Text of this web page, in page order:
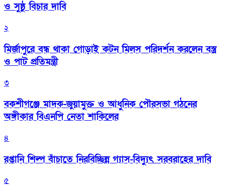
ও সুষ্ঠু বিচার দাবি
২
মির্জাপুরে বন্ধ থাকা গোড়াই কটন মিলস পরিদর্শন করলেন বস্ত্র
ও পাট প্রতিমন্ত্রী
৩
বকশীগঞ্জে মাদক-জুয়ামুক্ত ও আধুনিক পৌরসভা গঠনের
অঙ্গীকার বিএনপি নেতা শাকিলের
৪
রপ্তানি শিল্প বাঁচাতে নিরবিচ্ছিন্ন গ্যাস-বিদ্যুৎ সরবরাহের দাবি
৫